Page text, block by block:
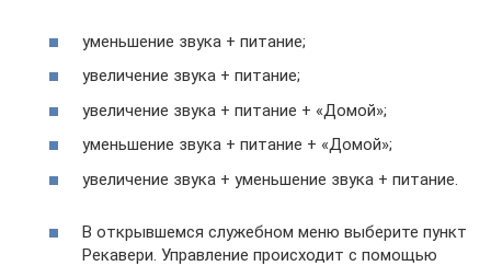
уменьшение звука + питание;
увеличение звука + питание;
увеличение звука + питание + «Домой»;
уменьшение звука + питание + «Домой»;
увеличение звука + уменьшение звука + питание.
В открывшемся служебном меню выберите пункт
Рекавери. Управление происходит с помощью